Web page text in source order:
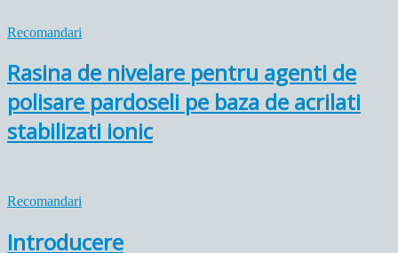
Recomandari
Rasina de nivelare pentru agenti de
polisare pardoseli pe baza de acrilati
stabilizati ionic
Recomandari
Introducere